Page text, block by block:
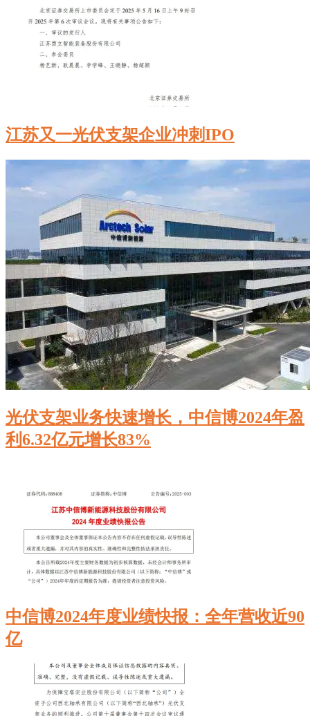
江苏又一光伏支架企业冲刺IPO
光伏支架业务快速增长，中信博2024年盈
利6.32亿元增长83%
中信博2024年度业绩快报：全年营收近90
亿